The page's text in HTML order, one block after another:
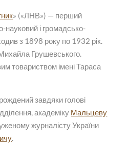
» («ЛНВ») — перший
науковий і громадсько-
з 1898 року по 1932 рік.
Грушевського.
товариством імені Тараса
завдяки голові
академіку Мальцеву
журналісту України
.